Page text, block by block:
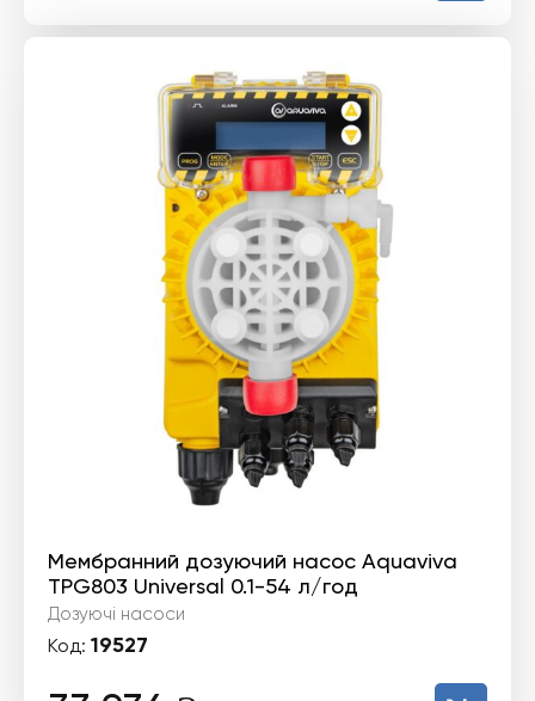
Мембранний дозуючий насос Aquaviva
TPG803 Universal 0.1-54 л/год
Дозуючі насоси
Код: 19527